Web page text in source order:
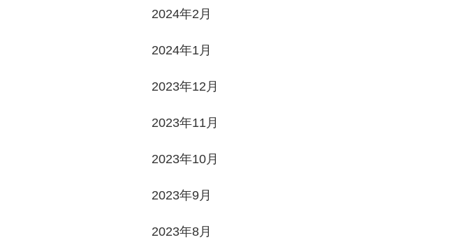
2024年2月
2024年1月
2023年12月
2023年11月
2023年10月
2023年9月
2023年8月